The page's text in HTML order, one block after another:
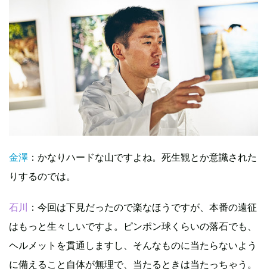
金澤 ：かなりハードな山ですよね。死生観とか意識された
りするのでは。
石川 ：今回は下見だったので楽なほうですが、本番の遠征
はもっと生々しいですよ。ピンポン球くらいの落石でも、
ヘルメットを貫通しますし、そんなものに当たらないよう
に備えること自体が無理で、当たるときは当たっちゃう。